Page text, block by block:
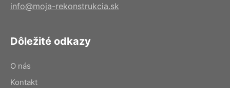
info@moja-rekonstrukcia.sk
Dôležité odkazy
O nás
Kontakt